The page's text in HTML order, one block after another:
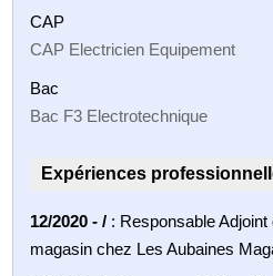
CAP
CAP Electricien Equipement
Bac
Bac F3 Electrotechnique
Expériences
12/2020 - / : Responsable
magasin chez Les Aubaines